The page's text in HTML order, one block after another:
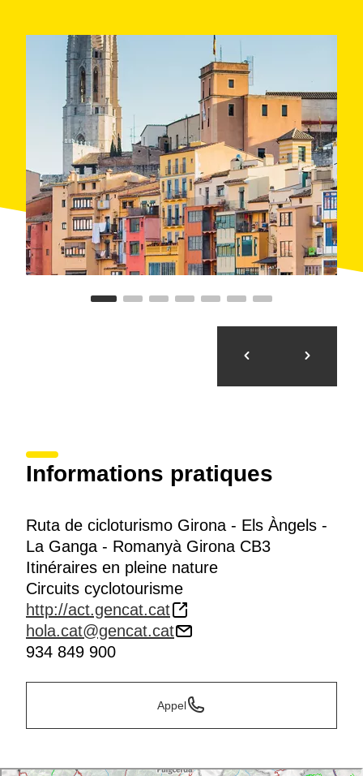
La ruta sigue por el municipio deLlagostera. A partir
de aquí, el recorrido continúa hacia el norte hasta
llegar de nuevo a la capital. De camino se pueden
visitar otros bellos municipios, como
Cassà de la
,Llambilles
Informations pratiques
Ruta de cicloturismo Girona - Els Àngels -
La Ganga - Romanyà Girona CB3
Itinéraires en pleine nature
Circuits cyclotourisme
http://act.gencat.cat
hola.cat@gencat.cat
934 849 900
Appel